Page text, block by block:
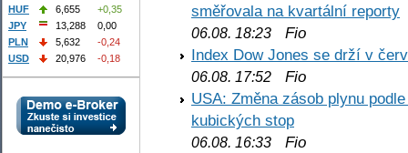
směřovala na kvartální reporty
06.08. 18:23 Fio
Index Dow Jones se drží v
06.08. 17:52 Fio
USA: Změna zásob plynu
kubických stop
06.08. 16:33 Fio
HUF
6,655
+0,35
JPY
13,288
0,00
PLN
5,632
-0,24
USD
20,976 -0,18